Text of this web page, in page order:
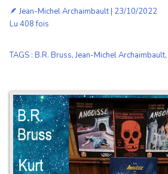
🪶Jean-Michel Archaimbault| 23/10/2022
Lu 408 fois
TAGS : B.R. Bruss,Jean-Michel Archaimbault,